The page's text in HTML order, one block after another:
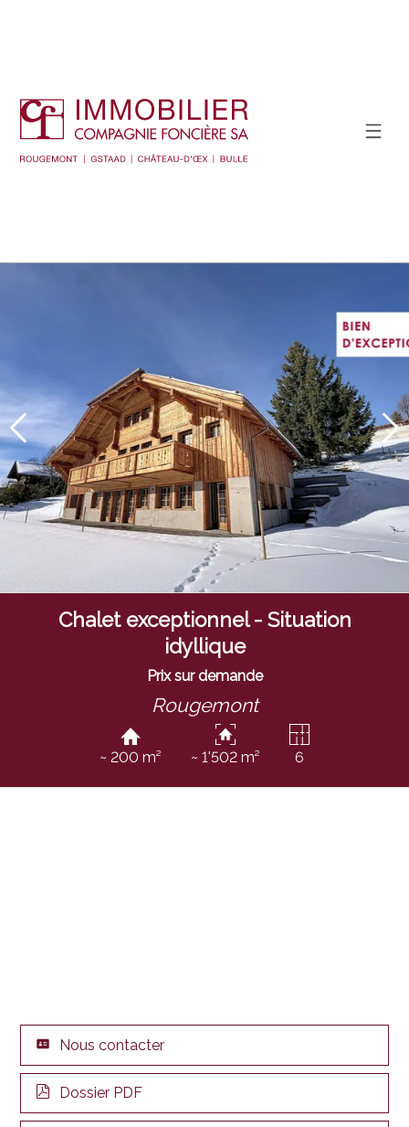
Chalet exceptionnel - Situation
idyllique
Prix sur demande
Rougemont
~ 200 m² ~ 1'502 m² 6
Nous contacter
Dossier PDF